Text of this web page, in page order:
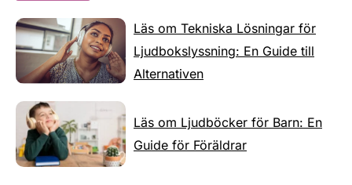
Läs om Tekniska Lösningar för
Ljudbokslyssning: En Guide till
Alternativen
Läs om Ljudböcker för Barn: En
Guide för Föräldrar